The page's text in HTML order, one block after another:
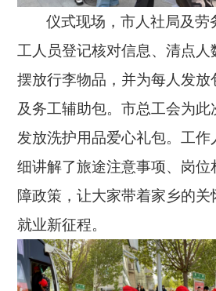
仪式现场，市人社局及劳
工人员登记核对信息、清点人
摆放行李物品，并为每人发放
及务工辅助包。市总工会为此
发放洗护用品爱心礼包。工
细讲解了旅途注意事项、岗位
障政策，让大家带着家乡的关
就业新征程。